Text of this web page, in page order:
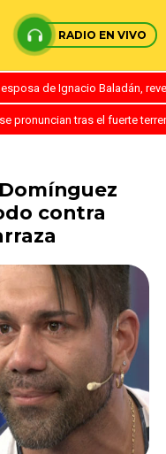
RADIO EN VIVO
de Ignacio Baladán,
pronuncian tras el fuerte
contra